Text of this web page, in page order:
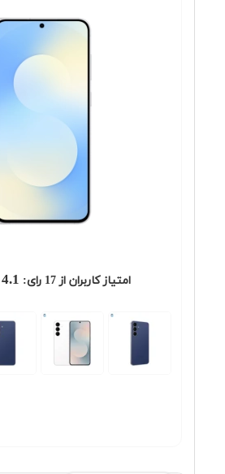
امتیاز کاربران از17 رای: 4.1